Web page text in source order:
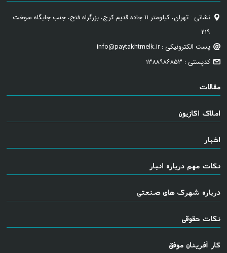
نشانی : تهران، کیلومتر ۱۱ جاده قدیم کرج، بزرگراه فتح، جنب جایگاه سوخت
۲۱۹
پست الکترونیکی : info@paytakhtmelk.ir
کدپستی : ۱۳۸۸۹۸۶۸۵۳
مقالات
املاک اکازیون
اخبار
نکات مهم درباره انبار
درباره شهرک های صنعتی
نکات حقوقی
کار آفرینان موفق